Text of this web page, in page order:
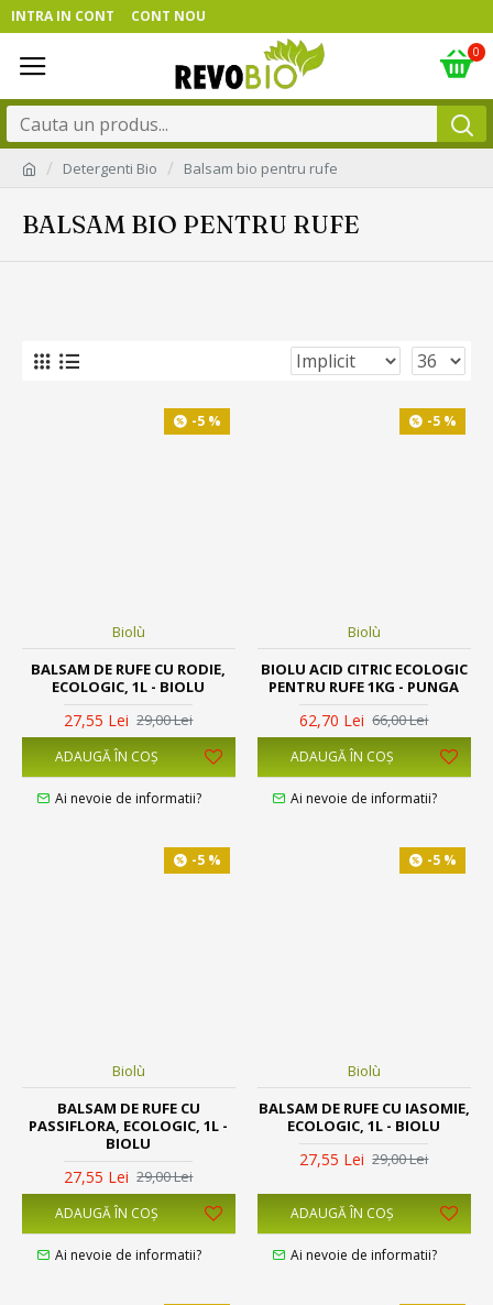
INTRA IN CONT CONT NOU
0
Detergenti Bio Balsam bio pentru rufe
BALSAM BIO PENTRU RUFE
-5 %
Biolù
BALSAM DE RUFE CU RODIE,
ECOLOGIC, 1L - BIOLU
27,55 Lei 29,00 Lei
ADAUGĂ ÎN COŞ
Ai nevoie de informatii?
-5 %
Biolù
BIOLU ACID CITRIC ECOLOGIC
PENTRU RUFE 1KG - PUNGA
62,70 Lei 66,00 Lei
ADAUGĂ ÎN COŞ
Ai nevoie de informatii?
-5 %
Biolù
BALSAM DE RUFE CU
PASSIFLORA, ECOLOGIC, 1L -
BIOLU
27,55 Lei 29,00 Lei
ADAUGĂ ÎN COŞ
Ai nevoie de informatii?
-5 %
Biolù
BALSAM DE RUFE CU IASOMIE,
ECOLOGIC, 1L - BIOLU
27,55 Lei 29,00 Lei
ADAUGĂ ÎN COŞ
Ai nevoie de informatii?